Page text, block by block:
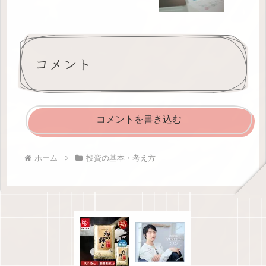
コメント
コメントを書き込む
ホーム 投資の基本・考え方